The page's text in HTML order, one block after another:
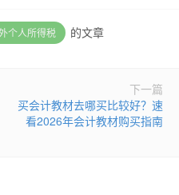
个人所得税 的文章
下一篇
买会计教材去哪买比较好？速
看2026年会计教材购买指南